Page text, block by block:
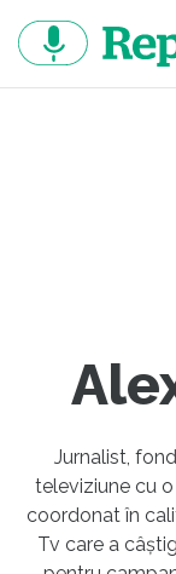
continut
Jurnalist,
televiziune cu
coordonat în
Tv care a